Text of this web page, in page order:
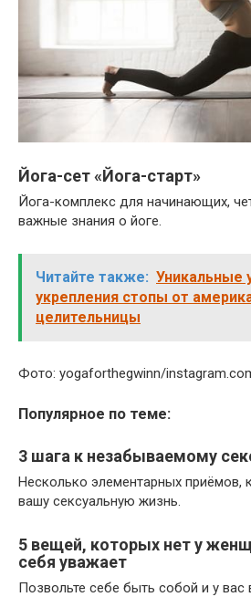
Йога-сет «Йога-старт»
Йога-комплекс для начинающих,
важные знания о йоге.
Читайте также: Уникальные
укрепления стопы от
целительницы
Фото: yogaforthegwinn/
Популярное по теме:
3 шага к незабываемому
Несколько элементарных приёмов,
вашу сексуальную жизнь.
5 вещей, которых нет у
себя уважает
Позвольте себе быть собой и у вас